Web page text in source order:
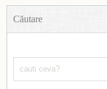
Căutare